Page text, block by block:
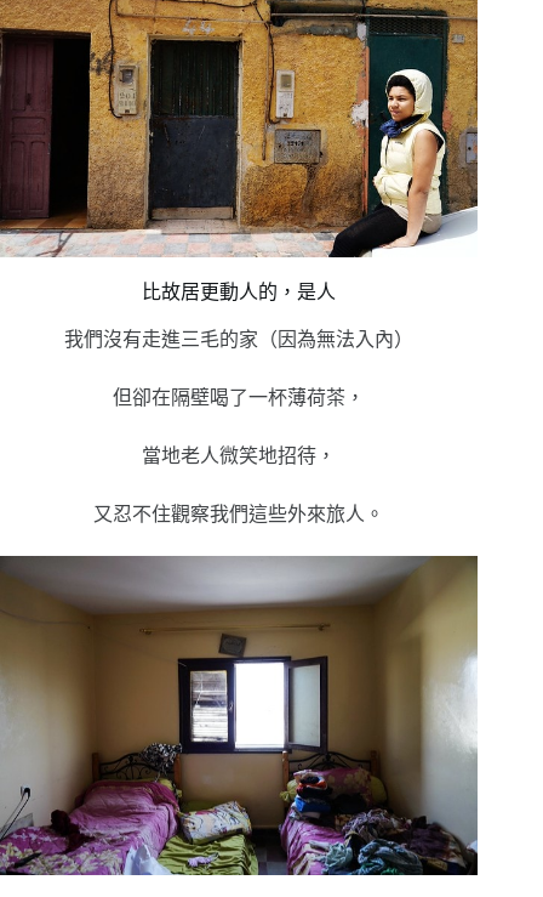
比故居更動人的，是人
我們沒有走進三毛的家（因為無法入內）
但卻在隔壁喝了一杯薄荷茶，
當地老人微笑地招待，
又忍不住觀察我們這些外來旅人。